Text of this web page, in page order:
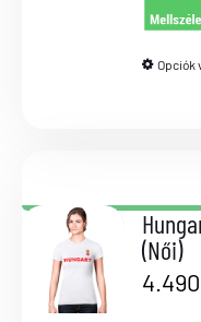
Opciók
(Női)
4.490